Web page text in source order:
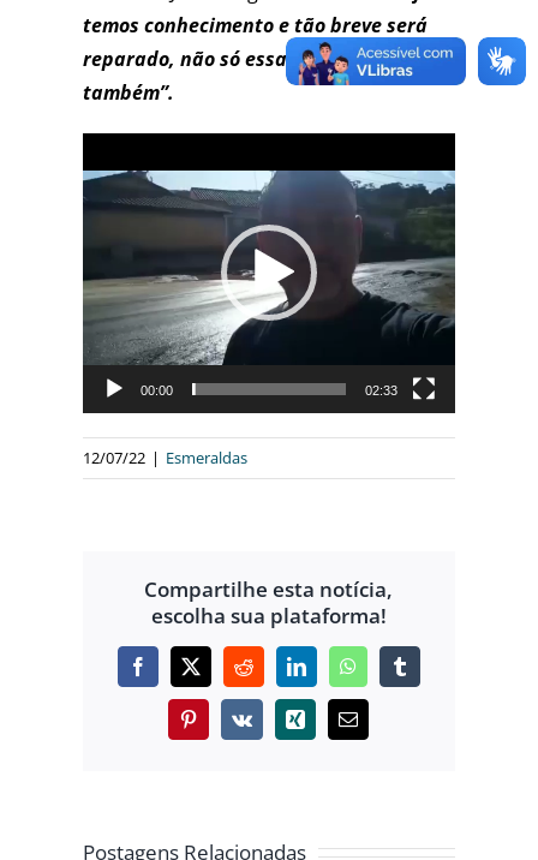
temos conhecimento e tão breve será
reparado, não só essa via mas outras
também”.
de
vídeo
00:00 02:33
12/07/22 | Esmeraldas
Compartilhe esta notícia,
escolha sua plataforma!
Facebook
X RedditLinkedInWhatsAppTumblr
Pinterest
Vk Xing
E-
mail
Postagens Relacionadas